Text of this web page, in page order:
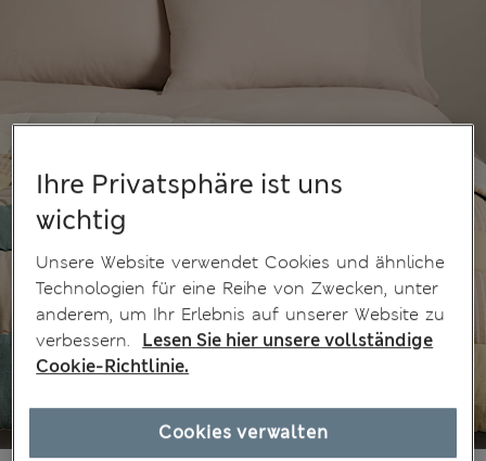
Ihre Privatsphäre ist uns
wichtig
Unsere Website verwendet Cookies und ähnliche
Technologien für eine Reihe von Zwecken, unter
anderem, um Ihr Erlebnis auf unserer Website zu
verbessern.
Lesen Sie hier unsere vollständige
Cookie-Richtlinie.
Cookies verwalten